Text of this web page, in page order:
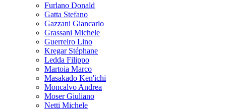
Furlano Donald
Gatta Stefano
Gazzani Giancarlo
Grassani Michele
Guerreiro Lino
Kregar Stéphane
Ledda Filippo
Martoia Marco
Masakado Ken'ichi
Moncalvo Andrea
Moser Giuliano
Netti Michele